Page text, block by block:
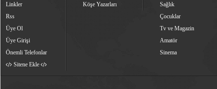
Linkler
Rss
Üye Ol
Üye Girişi
Önemli Telefonlar
Sitene Ekle
Köşe Yazarları
Sağlık
Çocuklar
Tv ve Magazin
Amatör
Sinema